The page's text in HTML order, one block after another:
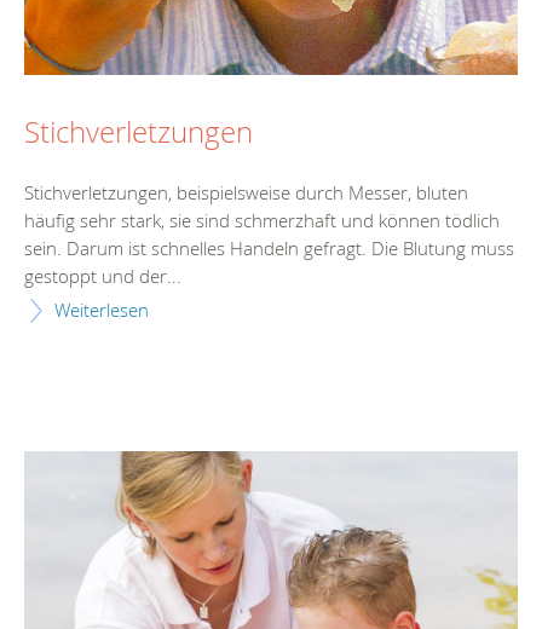
Stichverletzungen
Stichverletzungen, beispielsweise durch Messer, bluten
häufig sehr stark, sie sind schmerzhaft und können tödlich
sein. Darum ist schnelles Handeln gefragt. Die Blutung muss
gestoppt und der...
Weiterlesen